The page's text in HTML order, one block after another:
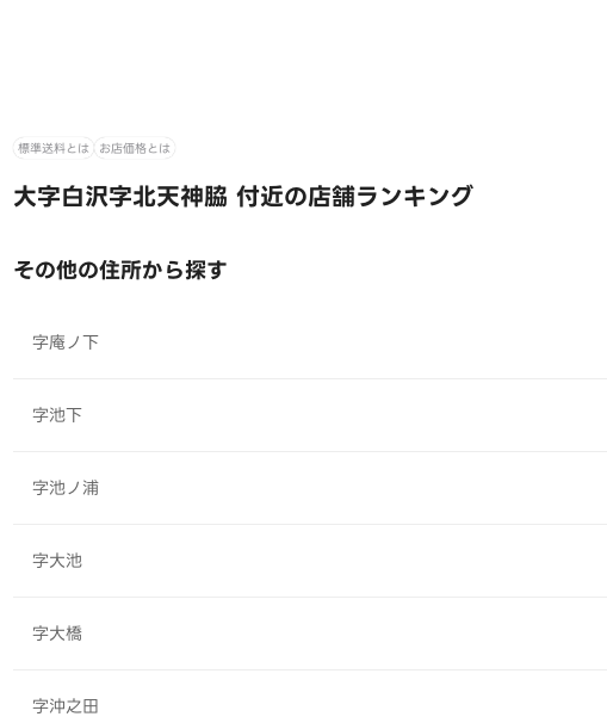
標準送料とは お店価格とは
大字白沢字北天神脇 付近の店舗ランキング
その他の住所から探す
字庵ノ下
字池下
字池ノ浦
字大池
字大橋
字沖之田